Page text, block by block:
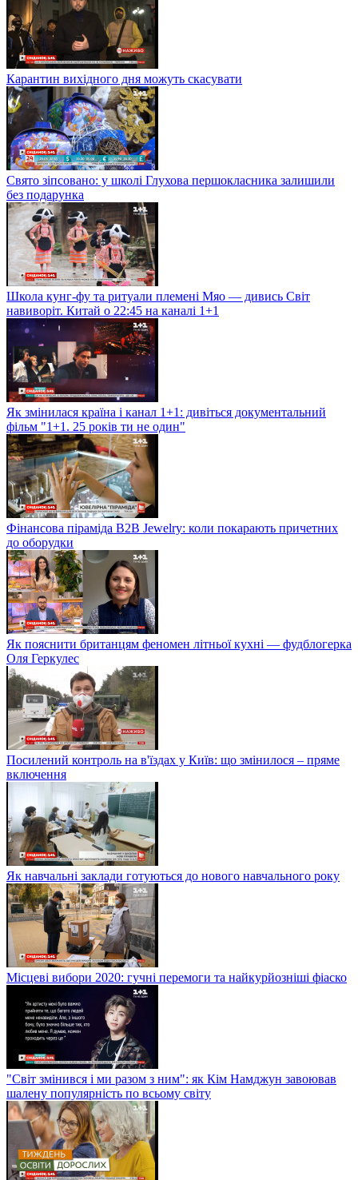
Карантин вихідного дня можуть скасувати
Свято зіпсовано: у школі Глухова першокласника залишили
без подарунка
Школа кунг-фу та ритуали племені Мяо — дивись Світ
навиворіт. Китай о 22:45 на каналі 1+1
Як змінилася країна і канал 1+1: дивіться документальний
фільм "1+1. 25 років ти не один"
Фінансова піраміда B2B Jewelry: коли покарають причетних
до оборудки
Як пояснити британцям феномен літньої кухні — фудблогерка
Оля Геркулес
Посилений контроль на в'їздах у Київ: що змінилося – пряме
включення
Як навчальні заклади готуються до нового навчального року
Місцеві вибори 2020: гучні перемоги та найкурйозніші фіаско
"Світ змінився і ми разом з ним": як Кім Намджун завоював
шалену популярність по всьому світу